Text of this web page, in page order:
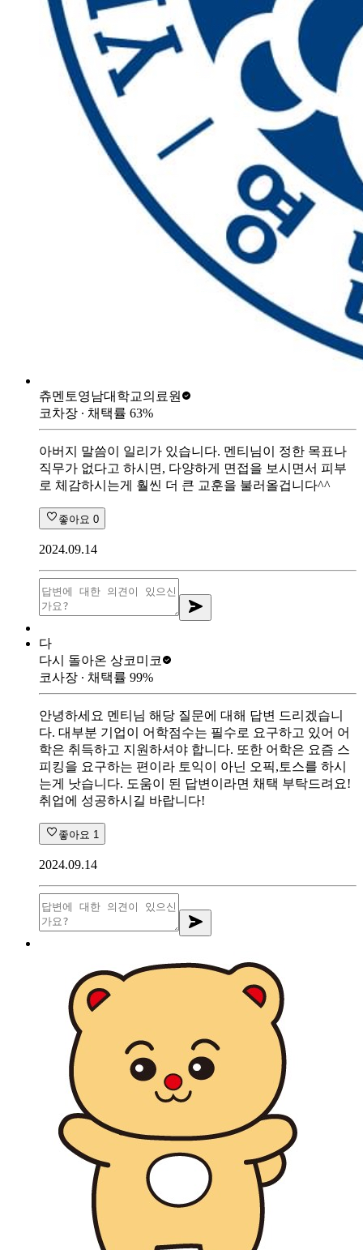
츄멘토영남대학교의료원
코차장 ∙ 채택률 63%
아버지 말씀이 일리가 있습니다. 멘티님이 정한 목표나
직무가 없다고 하시면, 다양하게 면접을 보시면서 피부
로 체감하시는게 훨씬 더 큰 교훈을 불러올겁니다^^
좋아요 0
2024.09.14
다
다시 돌아온 상코미코
코사장 ∙ 채택률 99%
안녕하세요 멘티님 해당 질문에 대해 답변 드리겠습니
다. 대부분 기업이 어학점수는 필수로 요구하고 있어 어
학은 취득하고 지원하셔야 합니다. 또한 어학은 요즘 스
피킹을 요구하는 편이라 토익이 아닌 오픽,토스를 하시
는게 낫습니다. 도움이 된 답변이라면 채택 부탁드려요!
취업에 성공하시길 바랍니다!
좋아요 1
2024.09.14